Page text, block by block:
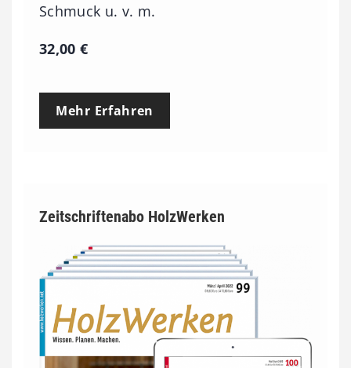
Schmuck u. v. m.
32,00€
Mehr Erfahren
Zeitschriftenabo HolzWerken